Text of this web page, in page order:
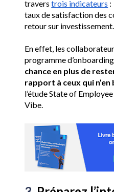
travers trois indicateurs :
taux de satisfaction des
retour sur investissement.
En effet, les
programme
chance en plus de
rapport à ceux qui
l’étude State of
Vibe.